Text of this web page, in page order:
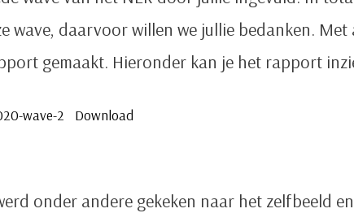
wave, daarvoor willen we jullie bedanken.
gemaakt. Hieronder kan je het rapport
wave-2 Download
onder andere gekeken naar het zelfbeeld